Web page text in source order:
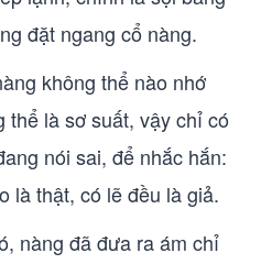
đặt ngang cổ nàng.
không thể nào nhớ
thể là sơ suất, vậy chỉ có
nói sai, để nhắc hắn:
là thật, có lẽ đều là giả.
nàng đã đưa ra ám chỉ